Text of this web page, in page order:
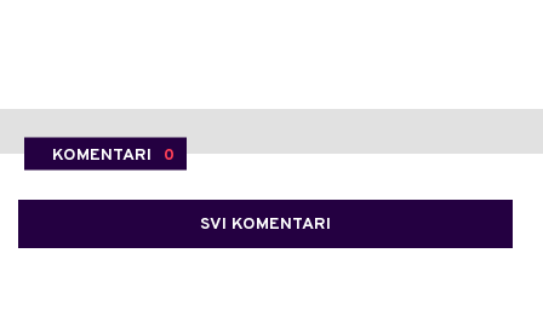
KOMENTARI 0
SVI KOMENTARI